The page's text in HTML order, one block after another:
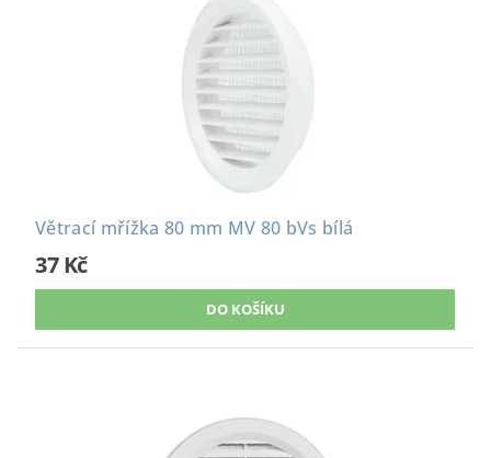
Větrací mřížka 80 mm MV 80 bVs bílá
37 Kč